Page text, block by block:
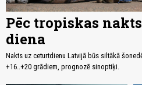
Pēc tropiskas
diena
Nakts uz ceturtdienu Latvijā būs siltākā
+16..+20 grādiem, prognozē sinoptiķi.